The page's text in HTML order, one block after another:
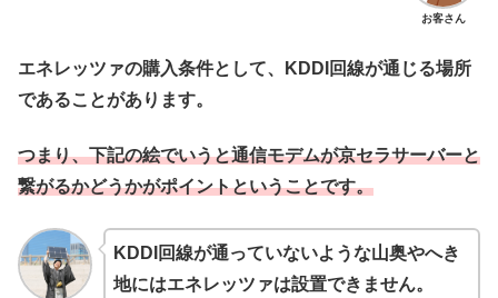
お客さん
エネレッツァの購入条件として、KDDI回線が通じる場所
であることがあります。
つまり、下記の絵でいうと通信モデムが京セラサーバーと
繋がるかどうかがポイントということです。
KDDI回線が通っていないような山奥やへき
地にはエネレッツァは設置できません。